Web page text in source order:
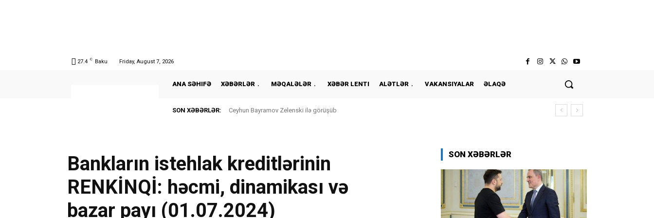
27.4 C Baku Friday, August 7, 2026
ANA SƏHIFƏ XƏBƏRLƏR MƏQALƏLƏR XƏBƏR LENTI ALƏTLƏR VAKANSIYALAR ƏLAQƏ
SON XƏBƏRLƏR: Ceyhun Bayramov Zelenski ilə görüşüb
Bankların istehlak kreditlərinin
RENKİNQİ: həcmi, dinamikası və
bazar payı (01.07.2024)
SON XƏBƏRLƏR